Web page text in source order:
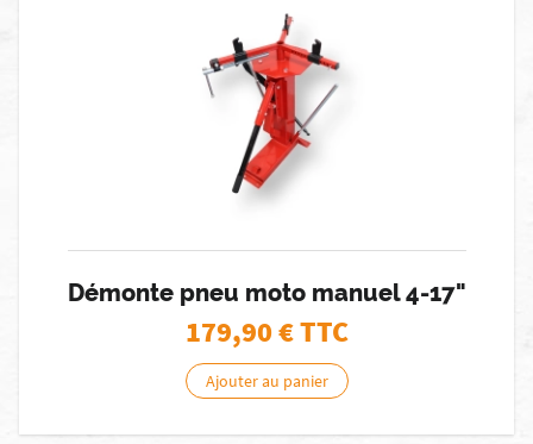
Démonte pneu moto manuel 4-17"
179,90€ TTC
Ajouter au panier